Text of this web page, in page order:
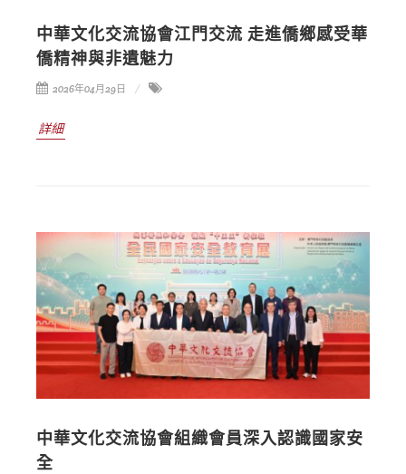
中華文化交流協會江門交流 走進僑鄉感受華
僑精神與非遺魅力
2026年04月29日
詳細
中華文化交流協會組織會員深入認識國家安
全